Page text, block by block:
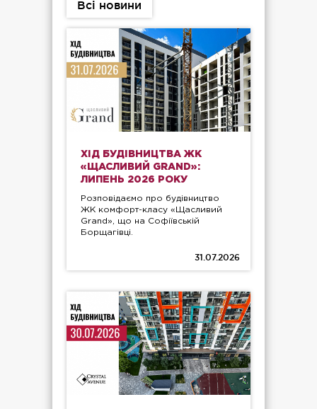
Всі новини
ХІД БУДІВНИЦТВА ЖК
«ЩАСЛИВИЙ GRAND»:
ЛИПЕНЬ 2026 РОКУ
Розповідаємо про будівництво
ЖК комфорт-класу «Щасливий
Grand», що на Софіївській
Борщагівці.
31.07.2026